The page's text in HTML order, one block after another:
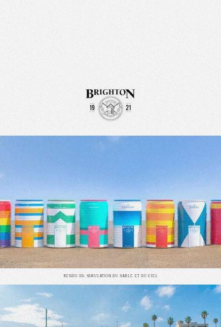
RENDU 3D, SIMULATION DU SABLE ET DU CIEL